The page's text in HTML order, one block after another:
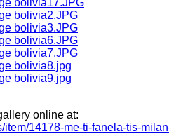
online at:
item/14178-me-ti-fanela-tis-